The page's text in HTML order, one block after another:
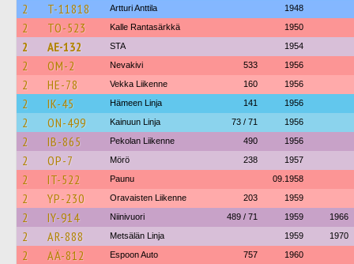
2 T-11818 Artturi Anttila 1948
2 TO-523 Kalle Rantasärkkä 1950
2 AE-132 STA 1954
2 OM-2 Nevakivi 533 1956
2 HE-78 Vekka Liikenne 160 1956
2 IK-45 Hämeen Linja 141 1956
2 ON-499 Kainuun Linja 73 / 71 1956
2 IB-865 Pekolan Liikenne 490 1956
2 OP-7 Mörö 238 1957
2 IT-522 Paunu 09.1958
2 YP-230 Oravaisten Liikenne 203 1959
2 IY-914 Niinivuori 489 / 71 1959 1966
2 AR-888 Metsälän Linja 1959 1970
2 AÄ-812 Espoon Auto 757 1960